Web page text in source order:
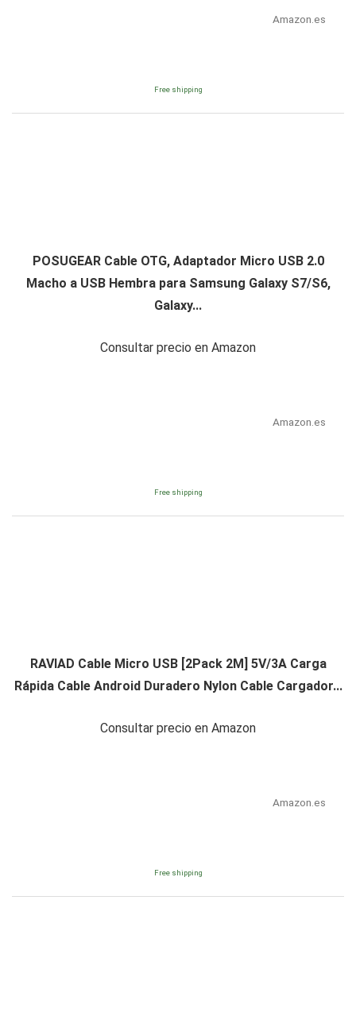
Amazon.es
Free shipping
POSUGEAR Cable OTG, Adaptador Micro USB 2.0
Macho a USB Hembra para Samsung Galaxy S7/S6,
Galaxy...
Consultar precio en Amazon
Amazon.es
Free shipping
RAVIAD Cable Micro USB [2Pack 2M] 5V/3A Carga
Rápida Cable Android Duradero Nylon Cable Cargador...
Consultar precio en Amazon
Amazon.es
Free shipping